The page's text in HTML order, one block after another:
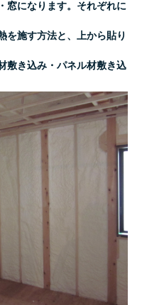
窓になります。それぞれに
を施す方法と、上から貼り
敷き込み・パネル材敷き込